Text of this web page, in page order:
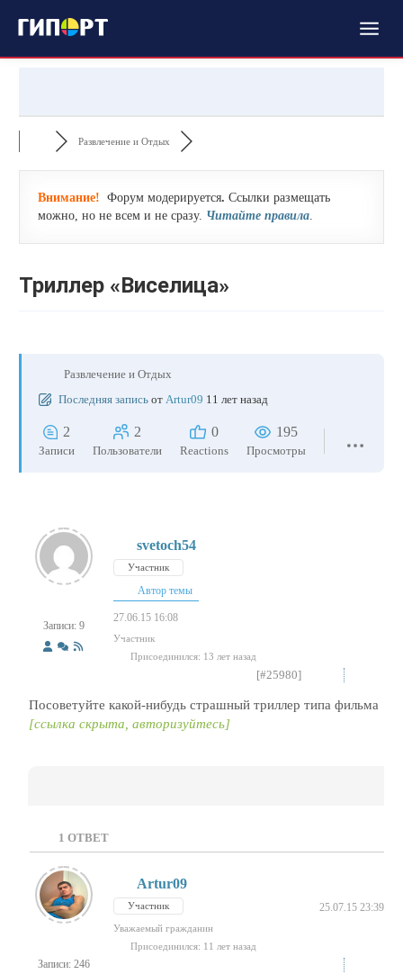
Развлечение и Отдых
Внимание! Форум модерируется. Ссылки размещать
можно, но не всем и не сразу. Читайте правила.
Триллер «Виселица»
Развлечение и Отдых
Последняя запись от Artur09 11 лет назад
2
Записи
2
Пользователи
0
Reactions
195
Просмотры
Записи: 9
svetoch54
Участник
Автор темы
27.06.15 16:08
Участник
Присоединился: 13 лет назад
[#25980]
Посоветуйте какой-нибудь страшный триллер типа фильма
[ссылка скрыта, авторизуйтесь]
1 ОТВЕТ
Записи: 246
Artur09
Участник 25.07.15 23:39
Уважаемый гражданин
Присоединился: 11 лет назад